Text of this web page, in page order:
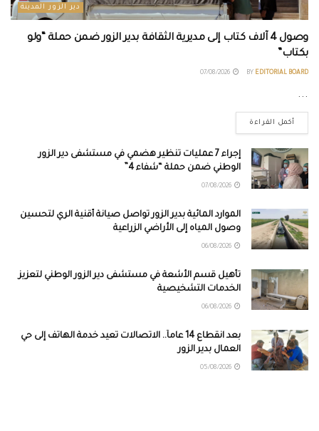
دير الزور المدينة
وصول 4 آلاف كتاب إلى مديرية الثقافة بدير الزور ضمن حملة “ولو
بكتاب”
BY EDITORIAL BOARD
...
أكمل القراءة
إجراء 7 عمليات تنظير هضمي في مستشفى دير الزور
الوطني ضمن حملة “شفاء 4”
الموارد المائية بدير الزور تواصل صيانة أقنية الري لتحسين
وصول المياه إلى الأراضي الزراعية
تأهيل قسم الأشعة في مستشفى دير الزور الوطني لتعزيز
الخدمات التشخيصية
بعد انقطاع 14 عاماً.. الاتصالات تعيد خدمة الهاتف إلى حي
العمال بدير الزور